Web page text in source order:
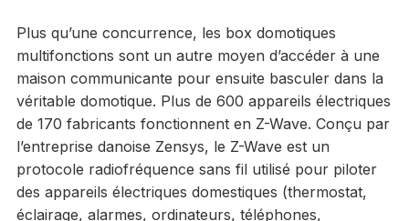
Plus qu’une concurrence, les box domotiques
multifonctions sont un autre moyen d’accéder à une
maison communicante pour ensuite basculer dans la
véritable domotique. Plus de 600 appareils électriques
de 170 fabricants fonctionnent en Z-Wave. Conçu par
l’entreprise danoise Zensys, le Z-Wave est un
protocole radiofréquence sans fil utilisé pour piloter
des appareils électriques domestiques (thermostat,
éclairage, alarmes, ordinateurs, téléphones,